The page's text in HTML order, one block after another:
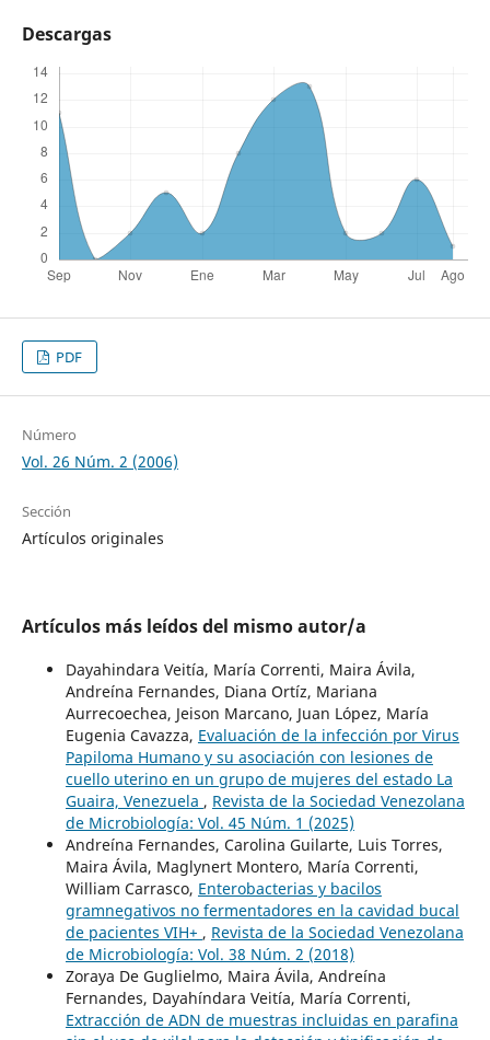
Descargas
PDF
Número
Vol. 26 Núm. 2 (2006)
Sección
Artículos originales
Artículos más leídos del mismo autor/a
Dayahindara Veitía, María Correnti, Maira Ávila,
Andreína Fernandes, Diana Ortíz, Mariana
Aurrecoechea, Jeison Marcano, Juan López, María
Eugenia Cavazza, Evaluación de la infección por Virus
Papiloma Humano y su asociación con lesiones de
cuello uterino en un grupo de mujeres del estado La
Guaira, Venezuela , Revista de la Sociedad Venezolana
de Microbiología: Vol. 45 Núm. 1 (2025)
Andreína Fernandes, Carolina Guilarte, Luis Torres,
Maira Ávila, Maglynert Montero, María Correnti,
William Carrasco, Enterobacterias y bacilos
gramnegativos no fermentadores en la cavidad bucal
de pacientes VIH+ , Revista de la Sociedad Venezolana
de Microbiología: Vol. 38 Núm. 2 (2018)
Zoraya De Guglielmo, Maira Ávila, Andreína
Fernandes, Dayahíndara Veitía, María Correnti,
Extracción de ADN de muestras incluidas en parafina